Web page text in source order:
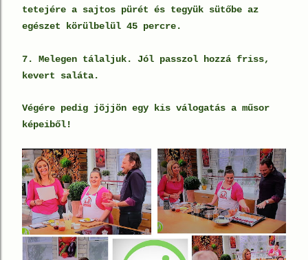
tetejére a sajtos pürét és tegyük sütőbe az
egészet körülbelül 45 percre.
7. Melegen tálaljuk. Jól passzol hozzá friss,
kevert saláta.
Végére pedig jöjjön egy kis válogatás a műsor
képeiből!